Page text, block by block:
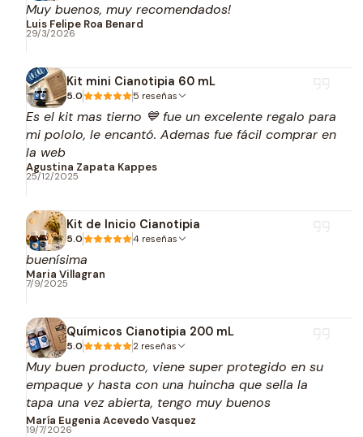
Muy buenos, muy recomendados!
Luis Felipe Roa Benard
29/3/2026
Kit mini Cianotipia 60 mL
5.0 5 reseñas
Es el kit mas tierno 💙 fue un excelente regalo para
mi pololo, le encantó. Ademas fue fácil comprar en
la web
Agustina Zapata Kappes
25/12/2025
Kit de Inicio Cianotipia
5.0 4 reseñas
buenísima
Maria Villagran
7/9/2025
Químicos Cianotipia 200 mL
5.0 2 reseñas
Muy buen producto, viene super protegido en su
empaque y hasta con una huincha que sella la
tapa una vez abierta, tengo muy buenos
resultados de cianotipiado con estos productos
María Eugenia Acevedo Vasquez
19/7/2026